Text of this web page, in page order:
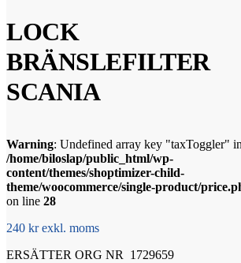
LOCK
BRÄNSLEFILTER
SCANIA
Warning: Undefined array key "taxToggler" in
/home/biloslap/public_html/wp-
content/themes/shoptimizer-child-
theme/woocommerce/single-product/
on line 28
240 kr exkl. moms
ERSÄTTER ORG NR 1729659